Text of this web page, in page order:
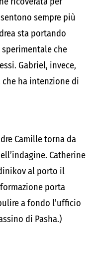
sempre più
sta portando
che
Gabriel, invece,
ha intenzione di
Camille torna da
Catherine
al porto il
porta
a fondo l’ufficio
di Pasha.)